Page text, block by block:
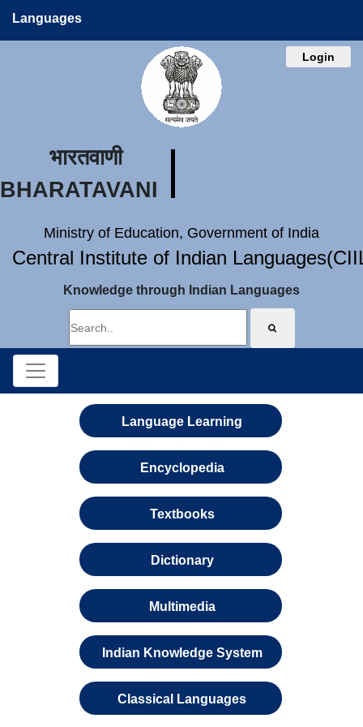
Languages
Login
भारतवाणी
BHARATAVANI
Ministry of Education, Government of India
Central Institute of Indian
Knowledge through Indian Languages
Language Learning
Encyclopedia
Textbooks
Dictionary
Multimedia
Indian Knowledge System
Classical Languages